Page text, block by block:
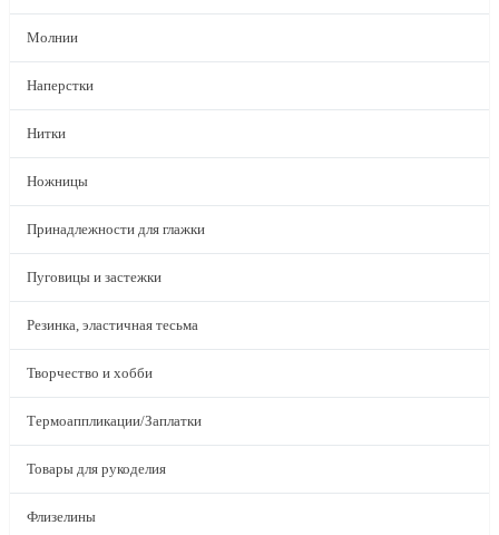
Молнии
Наперстки
Нитки
Ножницы
Принадлежности для глажки
Пуговицы и застежки
Резинка, эластичная тесьма
Творчество и хобби
Термоаппликации/Заплатки
Товары для рукоделия
Флизелины